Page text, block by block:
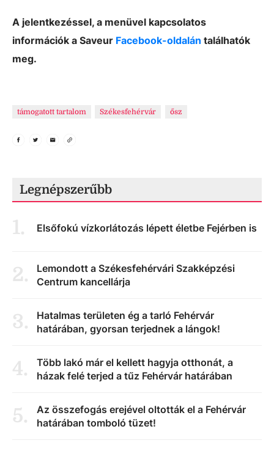
A jelentkezéssel, a menüvel kapcsolatos
információk a Saveur Facebook-oldalán találhatók
meg.
támogatott tartalom Székesfehérvár ősz
Legnépszerűbb
1. Elsőfokú vízkorlátozás lépett életbe Fejérben is
2.
Lemondott a Székesfehérvári Szakképzési
Centrum kancellárja
3.
Hatalmas területen ég a tarló Fehérvár
határában, gyorsan terjednek a lángok!
4.
Több lakó már el kellett hagyja otthonát, a
házak felé terjed a tűz Fehérvár határában
5.
Az összefogás erejével oltották el a Fehérvár
határában tomboló tüzet!